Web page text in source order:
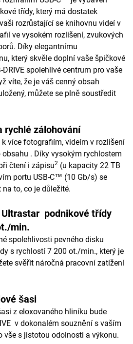
třídy, který má dostatek
rozrůstající se knihovnu videí v
ve vysokém rozlišení, zvukových
Díky elegantnímu
který skvěle doplní vaše špičkové
spolehlivé centrum pro vaše
víte, že je váš cenný obsah
můžete se plně soustředit
rychlé zálohování
více fotografiím, videím v rozlišení
. Díky vysokým rychlostem
čtení i zápisu2 (u kapacity 22 TB
portu USB-C™ (10 Gb/s) se
to, co je důležité.
Ultrastar podnikové třídy
min.
spolehlivosti pevného disku
s rychlostí 7 200 ot./min., který je
svěřit náročná pracovní zatížení
šasi
z eloxovaného hliníku bude
v dokonalém souznění s vaším
vše s jistotou odolnosti a výkonu.